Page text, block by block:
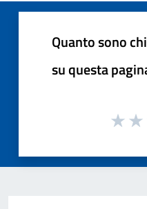
Quanto sono
su questa